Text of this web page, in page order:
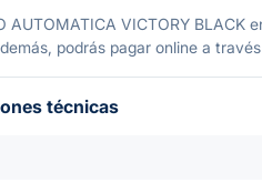
AUTOMATICA VICTORY
podrás pagar online a
técnicas